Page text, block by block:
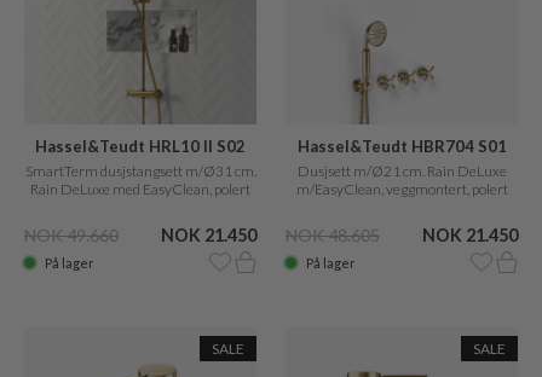
Hassel&Teudt HRL10 II S02
SmartTerm dusjstangsett m/Ø31 cm.
Rain DeLuxe med EasyClean, polert
NOK 49.660 NOK 21.450
På lager
Hassel&Teudt HBR704 S01
Dusjsett m/Ø21 cm. Rain DeLuxe
m/EasyClean, veggmontert, polert
NOK 48.605 NOK 21.450
På lager
SALE SALE